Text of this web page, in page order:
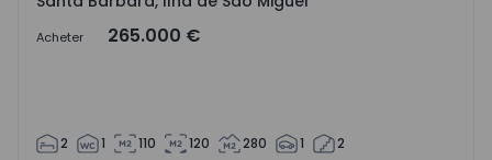
Acheter 265.000 €
2 1 110 120 280 1 2